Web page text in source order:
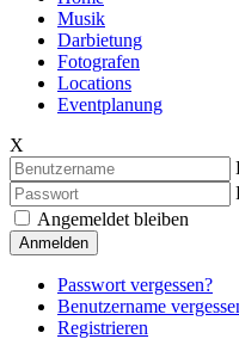
Musik
Darbietung
Fotografen
Locations
Eventplanung
X
Angemeldet bleiben
Anmelden
Passwort vergessen?
Benutzername
Registrieren